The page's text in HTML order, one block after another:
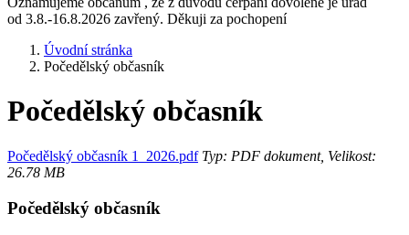
od 3.8.-16.8.2026 zavřený. Děkuji za pochopení
Úvodní stránka
Počedělský občasník
Počedělský občasník
Počedělský občasník 1_2026.pdfTyp: PDF dokument, Velikost:
26.78 MB
Počedělský občasník